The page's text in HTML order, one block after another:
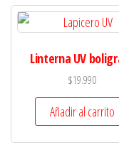
Linterna UV
$19.990
Añadir al carrito